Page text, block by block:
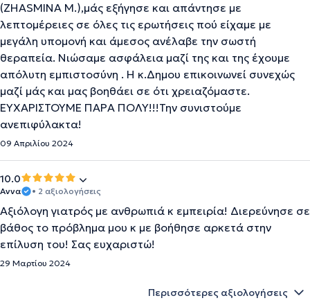
(ZHASMINA M.),μάς εξήγησε και απάντησε με
λεπτομέρειες σε όλες τις ερωτήσεις πού είχαμε με
μεγάλη υπομονή και άμεσος ανέλαβε την σωστή
θεραπεία. Νιώσαμε ασφάλεια μαζί της και της έχουμε
απόλυτη εμπιστοσύνη . Η κ.Δημου επικοινωνεί συνεχώς
μαζί μάς και μας βοηθάει σε ότι χρειαζόμαστε.
ΕΥΧΑΡΙΣΤΟΎΜΕ ΠΆΡΑ ΠΟΛΎ!!!Την συνιστούμε
ανεπιφύλακτα!
09 Απριλίου 2024
10.0
Αννα • 2 αξιολογήσεις
Αξιόλογη γιατρός με ανθρωπιά κ εμπειρία! Διερεύνησε σε
βάθος το πρόβλημα μου κ με βοήθησε αρκετά στην
επίλυση του! Σας ευχαριστώ!
29 Μαρτίου 2024
Περισσότερες αξιολογήσεις